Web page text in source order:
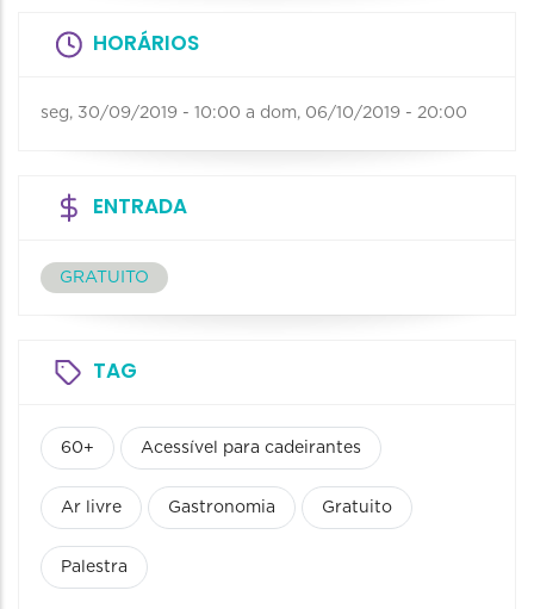
HORÁRIOS
seg, 30/09/2019 - 10:00 a dom, 06/10/2019 - 20:00
ENTRADA
GRATUITO
TAG
60+ Acessível para cadeirantes
Ar livre Gastronomia Gratuito
Palestra